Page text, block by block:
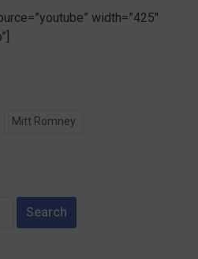
width=”425″
Mitt Romney